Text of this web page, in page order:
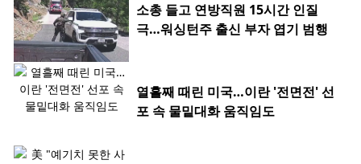
소총 들고 연방직원 15시간 인질
극…워싱턴주 출신 부자 엽기 범행
열흘째 때린 미국…이란 '전면전' 선
포 속 물밑대화 움직임도